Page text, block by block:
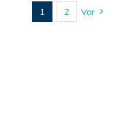
1 2 Vor